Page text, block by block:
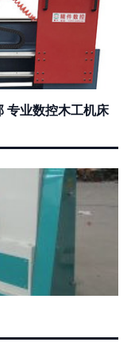
专业数控木工机床